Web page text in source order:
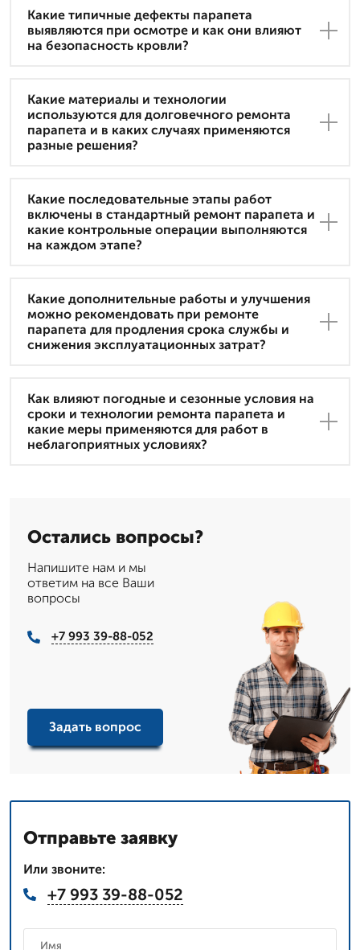
Какие типичные дефекты парапета
выявляются при осмотре и как они влияют
на безопасность кровли?
Какие материалы и технологии
используются для долговечного ремонта
парапета и в каких случаях применяются
разные решения?
Какие последовательные этапы работ
включены в стандартный ремонт парапета и
какие контрольные операции выполняются
на каждом этапе?
Какие дополнительные работы и улучшения
можно рекомендовать при ремонте
парапета для продления срока службы и
снижения эксплуатационных затрат?
Как влияют погодные и сезонные условия на
сроки и технологии ремонта парапета и
какие меры применяются для работ в
неблагоприятных условиях?
Остались вопросы?
Напишите нам и мы
ответим на все Ваши
вопросы
+7 993 39-88-052
Задать вопрос
Отправьте заявку
Или звоните:
+7 993 39-88-052